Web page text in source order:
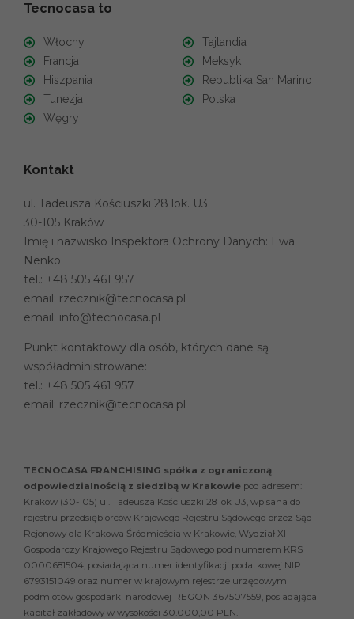
Tecnocasa to
Włochy
Francja
Hiszpania
Tunezja
Węgry
Tajlandia
Meksyk
Republika San Marino
Polska
Kontakt
ul. Tadeusza Kościuszki 28 lok. U3
30-105 Kraków
Imię i nazwisko Inspektora Ochrony Danych: Ewa
Nenko
tel.: +48 505 461 957
email: rzecznik@tecnocasa.pl
email: info@tecnocasa.pl
Punkt kontaktowy dla osób, których dane są
współadministrowane:
tel.: +48 505 461 957
email: rzecznik@tecnocasa.pl
TECNOCASA FRANCHISING spółka z ograniczoną
odpowiedzialnością z siedzibą w Krakowie pod adresem:
Kraków (30-105) ul. Tadeusza Kościuszki 28 lok U3, wpisana do
rejestru przedsiębiorców Krajowego Rejestru Sądowego przez Sąd
Rejonowy dla Krakowa Śródmieścia w Krakowie, Wydział XI
Gospodarczy Krajowego Rejestru Sądowego pod numerem KRS
0000681504, posiadająca numer identyfikacji podatkowej NIP
6793151049 oraz numer w krajowym rejestrze urzędowym
podmiotów gospodarki narodowej REGON 367507559, posiadająca
kapitał zakładowy w wysokości 30.000,00 PLN.